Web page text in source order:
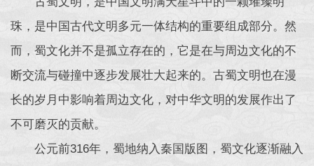
珠，是中国古代文明多元一体结构的重要组成部分。然
而，蜀文化并不是孤立存在的，它是在与周边文化的不
断交流与碰撞中逐步发展壮大起来的。古蜀文明也在漫
长的岁月中影响着周边文化，对中华文明的发展作出了
不可磨灭的贡献。
公元前316年，蜀地纳入秦国版图，蜀文化逐渐融入